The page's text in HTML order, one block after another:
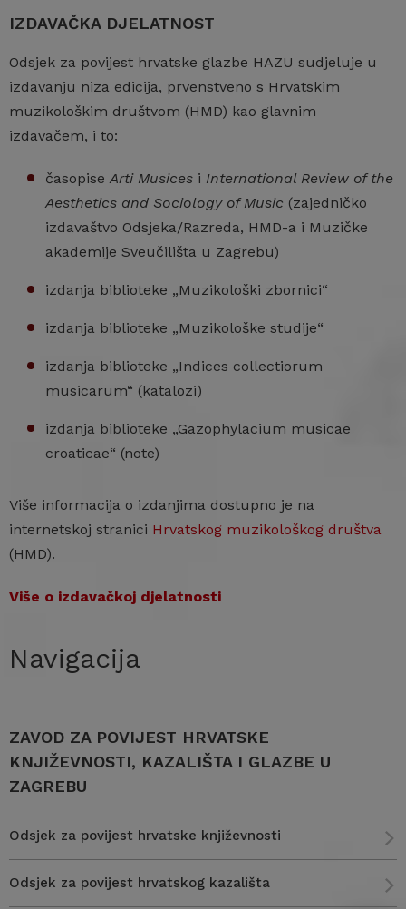
IZDAVAČKA DJELATNOST
Odsjek za povijest hrvatske glazbe HAZU sudjeluje u
izdavanju niza edicija, prvenstveno s Hrvatskim
muzikološkim društvom (HMD) kao glavnim
izdavačem, i to:
časopiseArti Musices i International Review of the
Aesthetics and Sociology of Music (zajedničko
izdavaštvo Odsjeka/Razreda, HMD-a i Muzičke
akademije Sveučilišta u Zagrebu)
izdanja biblioteke „Muzikološki zbornici“
izdanja biblioteke „Muzikološke studije“
izdanja biblioteke „Indices collectiorum
musicarum“ (katalozi)
izdanja biblioteke „Gazophylacium musicae
croaticae“ (note)
Više informacija o izdanjima dostupno je na
internetskoj stranici Hrvatskog muzikološkog društva
(HMD).
Više o izdavačkoj djelatnosti
Navigacija
ZAVOD ZA POVIJEST HRVATSKE
KNJIŽEVNOSTI, KAZALIŠTA I GLAZBE U
ZAGREBU
Odsjek za povijest hrvatske književnosti
Odsjek za povijest hrvatskog kazališta